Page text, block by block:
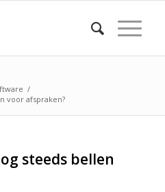
/
voor afspraken?
steeds bellen